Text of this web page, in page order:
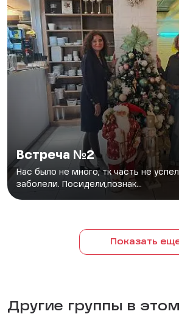
Встреча №2
Нас было не много, тк часть не
заболели. Посидели,познак...
Показать
Другие группы в